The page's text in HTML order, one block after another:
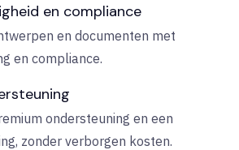
en compliance
en documenten met
en compliance.
ondersteuning en een
zonder verborgen kosten.